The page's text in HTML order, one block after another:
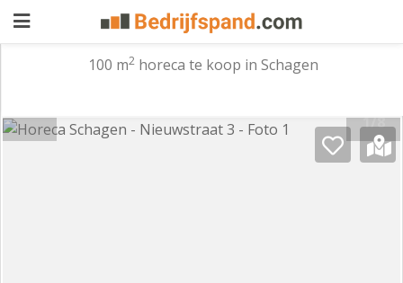
aanbieden
Pand
100 m2 horeca te koop in Schagen
1/8